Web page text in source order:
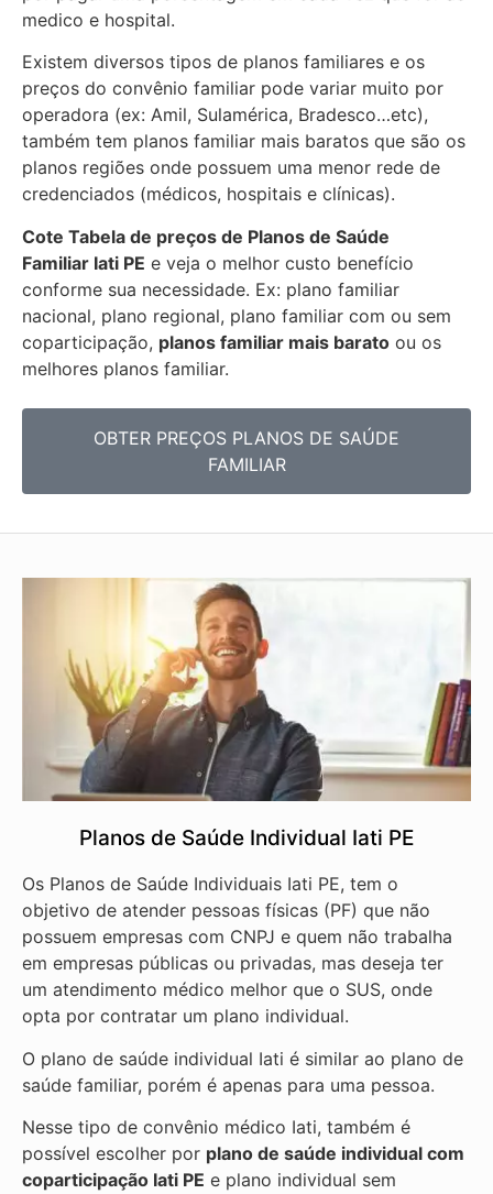
medico e hospital.
Existem diversos tipos de planos familiares e os
preços do convênio familiar pode variar muito por
operadora (ex: Amil, Sulamérica, Bradesco…etc),
também tem planos familiar mais baratos que são os
planos regiões onde possuem uma menor rede de
credenciados (médicos, hospitais e clínicas).
Cote Tabela de preços de Planos de Saúde
Familiar Iati PE e veja o melhor custo benefício
conforme sua necessidade. Ex: plano familiar
nacional, plano regional, plano familiar com ou sem
coparticipação, planos familiar mais barato ou os
melhores planos familiar.
OBTER PREÇOS PLANOS DE SAÚDE
FAMILIAR
Planos de Saúde Individual Iati PE
Os Planos de Saúde Individuais Iati PE, tem o
objetivo de atender pessoas físicas (PF) que não
possuem empresas com CNPJ e quem não trabalha
em empresas públicas ou privadas, mas deseja ter
um atendimento médico melhor que o SUS, onde
opta por contratar um plano individual.
O plano de saúde individual Iati é similar ao plano de
saúde familiar, porém é apenas para uma pessoa.
Nesse tipo de convênio médico Iati, também é
possível escolher por plano de saúde individual com
coparticipação Iati PE e plano individual sem